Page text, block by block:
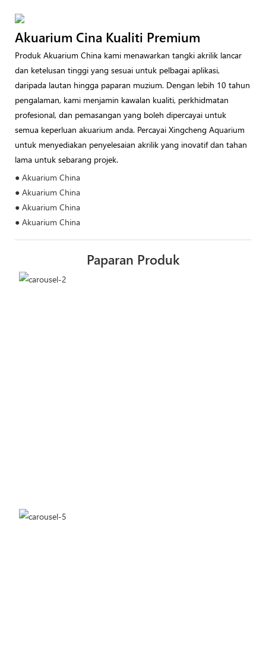
Akuarium Cina Kualiti Premium
Produk Akuarium China kami menawarkan tangki akrilik lancar
dan ketelusan tinggi yang sesuai untuk pelbagai aplikasi,
daripada lautan hingga paparan muzium. Dengan lebih 10 tahun
pengalaman, kami menjamin kawalan kualiti, perkhidmatan
profesional, dan pemasangan yang boleh dipercayai untuk
semua keperluan akuarium anda. Percayai Xingcheng Aquarium
untuk menyediakan penyelesaian akrilik yang inovatif dan tahan
lama untuk sebarang projek.
● Akuarium China
● Akuarium China
● Akuarium China
● Akuarium China
Paparan Produk